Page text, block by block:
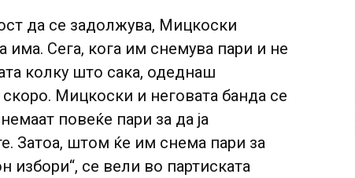
да се задолжува, Мицкоски
Сега, кога им снемува пари и не
колку што сака, одеднаш
Мицкоски и неговата банда се
повеќе пари за да ја
Затоа, штом ќе им снема пари за
избори“, се вели во партиската